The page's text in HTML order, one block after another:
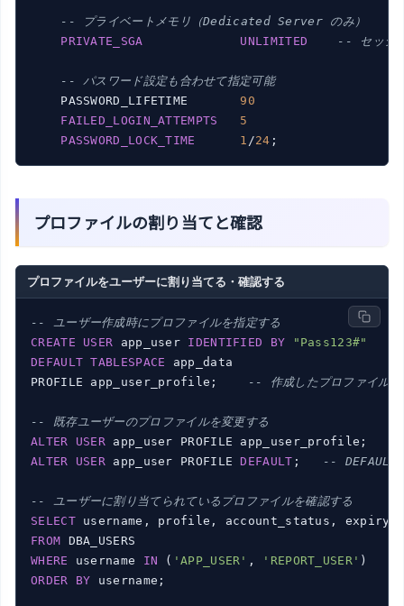
-- プライベートメモリ（Dedicated Server のみ）
PRIVATE_SGA
UNLIMITED -- セッシ
-- パスワード設定も合わせて指定可能
    PASSWORD_LIFETIME
90
FAILED_LOGIN_ATTEMPTS
5
PASSWORD_LOCK_TIME
1 /24
プロファイルの割り当てと確認
プロファイルをユーザーに割り当てる・確認する
-- ユーザー作成時にプロファイルを指定する
CREATE
USER app_user IDENTIFIED BY
"Pass123#"
DEFAULT TABLESPACE app_data
PROFILE app_user_profile;
-- 作成したプロファイルを
-- 既存ユーザーのプロファイルを変更する
ALTER
USER
ALTER
USER app_user PROFILE DEFAULT ; -- DEFAULT
-- ユーザーに割り当てられているプロファイルを確認する
SELECT
FROM
WHERE username IN ( 'APP_USER' , 'REPORT_USER'
ORDER
BY username;